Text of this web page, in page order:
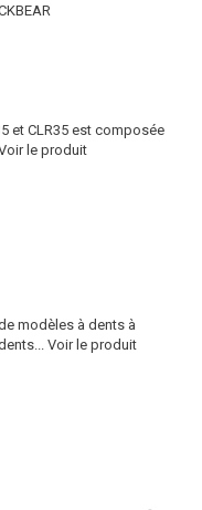
et CLR35 est composée
le produit
modèles à dents à
Voir le produit